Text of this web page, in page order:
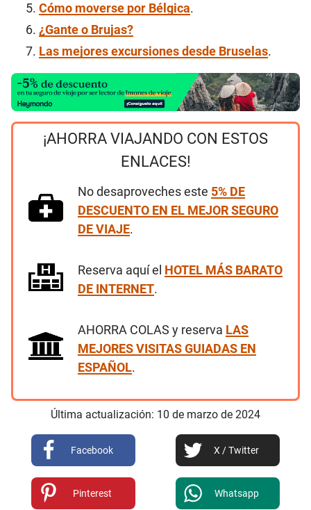
Cómo moverse por Bélgica.
¿Gante o Brujas?
Las mejores excursiones desde Bruselas.
¡AHORRA VIAJANDO CON ESTOS
ENLACES!
No desaproveches este 5% DE
DESCUENTO EN EL MEJOR SEGURO
DE VIAJE.
Reserva aquí el HOTEL MÁS BARATO
DE INTERNET.
AHORRA COLAS y reserva LAS
MEJORES VISITAS GUIADAS EN
ESPAÑOL.
Última actualización: 10 de marzo de 2024
Facebook X / Twitter
Pinterest Whatsapp